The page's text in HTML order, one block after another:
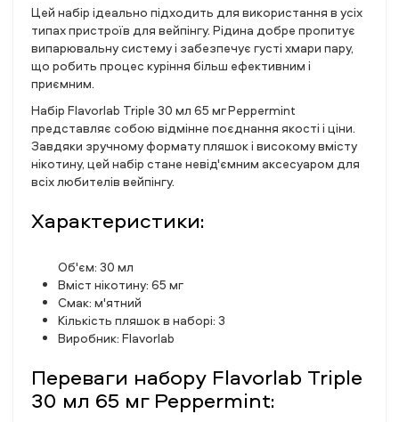
Цей набір ідеально підходить для використання в усіх
типах пристроїв для вейпінгу. Рідина добре пропитує
випарювальну систему і забезпечує густі хмари пару,
що робить процес куріння більш ефективним і
приємним.
Набір Flavorlab Triple 30 мл 65 мг Peppermint
представляє собою відмінне поєднання якості і ціни.
Завдяки зручному формату пляшок і високому вмісту
нікотину, цей набір стане невід'ємним аксесуаром для
всіх любителів вейпінгу.
Характеристики:
Об'єм: 30 мл
Вміст нікотину: 65 мг
Смак: м'ятний
Кількість пляшок в наборі: 3
Виробник: Flavorlab
Переваги набору Flavorlab Triple
30 мл 65 мг Peppermint: